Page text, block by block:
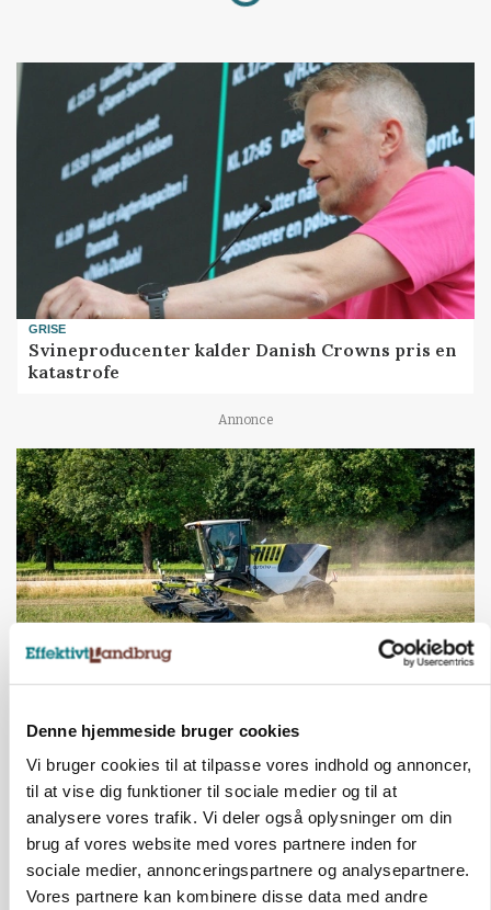
Denne hjemmeside bruger cookies
Vi bruger cookies til at tilpasse vores indhold og annoncer,
til at vise dig funktioner til sociale medier og til at
analysere vores trafik. Vi deler også oplysninger om din
brug af vores website med vores partnere inden for
sociale medier, annonceringspartnere og analysepartnere.
Vores partnere kan kombinere disse data med andre
GRISE
Svineproducenter kalder Danish Crowns pris en
katastrofe
Annonce
Forserie til selvkørende skårlægger afprøves i år
Annonce
ARRANGEMENT
Markvandring sætter fokus på elefantgræs
Annonce